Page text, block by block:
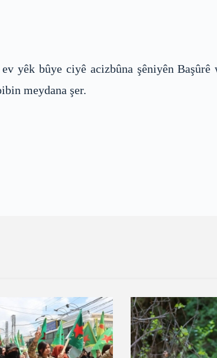
yêk bûye ciyê acizbûna şêniyên
meydana şer.